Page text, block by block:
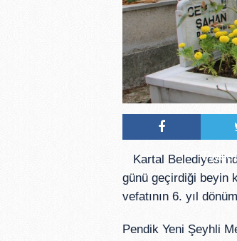
Kartal
günü geçirdiği beyin
vefatının 6. yıl
Pendik Yeni Şeyhli